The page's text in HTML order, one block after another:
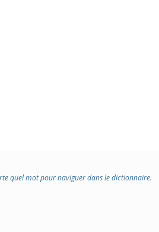
quel mot pour naviguer dans le dictionnaire.